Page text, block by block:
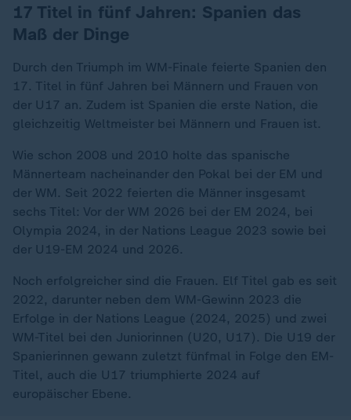
17 Titel in fünf Jahren: Spanien das
Maß der Dinge
Durch den Triumph im WM-Finale feierte Spanien den
17. Titel in fünf Jahren bei Männern und Frauen von
der U17 an. Zudem ist Spanien die erste Nation, die
gleichzeitig Weltmeister bei Männern und Frauen ist.
Wie schon 2008 und 2010 holte das spanische
Männerteam nacheinander den Pokal bei der EM und
der WM. Seit 2022 feierten die Männer insgesamt
sechs Titel: Vor der WM 2026 bei der EM 2024, bei
Olympia 2024, in der Nations League 2023 sowie bei
der U19-EM 2024 und 2026.
Noch erfolgreicher sind die Frauen. Elf Titel gab es seit
2022, darunter neben dem WM-Gewinn 2023 die
Erfolge in der Nations League (2024, 2025) und zwei
WM-Titel bei den Juniorinnen (U20, U17). Die U19 der
Spanierinnen gewann zuletzt fünfmal in Folge den EM-
Titel, auch die U17 triumphierte 2024 auf
europäischer Ebene.